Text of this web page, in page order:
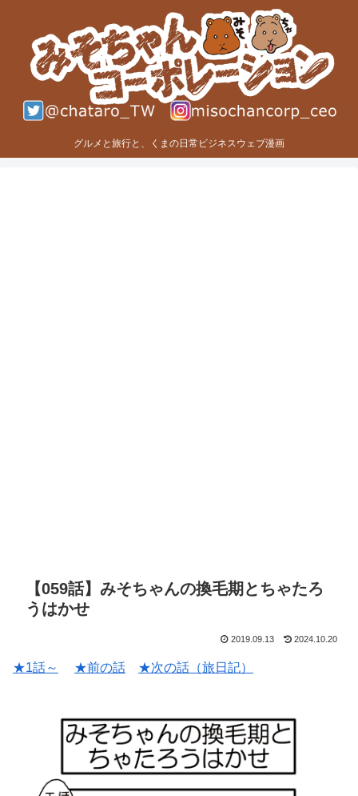
グルメと旅行と、くまの日常ビジネスウェブ漫画
【059話】みそちゃんの換毛期とちゃたろ
うはかせ
2019.09.13 2024.10.20
★1話～ ★前の話 ★次の話（旅日記）